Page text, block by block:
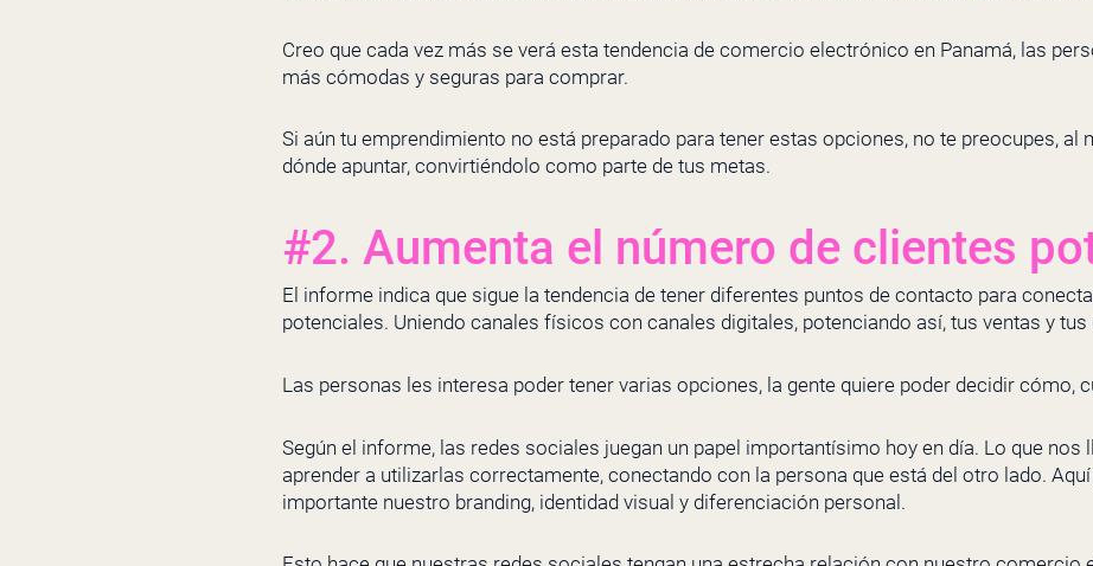
Creo que cada vez más se verá esta tendencia de comercio electrónico en Panamá, las
más cómodas y seguras para comprar.
Si aún tu emprendimiento no está preparado para tener estas opciones, no te preocupes, al
dónde apuntar, convirtiéndolo como parte de tus metas.
#2. Aumenta el número de clientes
El informe indica que sigue la tendencia de tener diferentes puntos de contacto para
potenciales. Uniendo canales físicos con canales digitales, potenciando así, tus ventas y
Las personas les interesa poder tener varias opciones, la gente quiere poder decidir cómo,
Según el informe, las redes sociales juegan un papel importantísimo hoy en día. Lo que nos
aprender a utilizarlas correctamente, conectando con la persona que está del otro lado. Aquí
importante nuestro branding, identidad visual y diferenciación personal.